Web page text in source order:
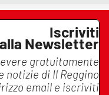
Iscriviti
alla Newsletter
gratuitamente
notizie di Il Reggino
email e iscriviti